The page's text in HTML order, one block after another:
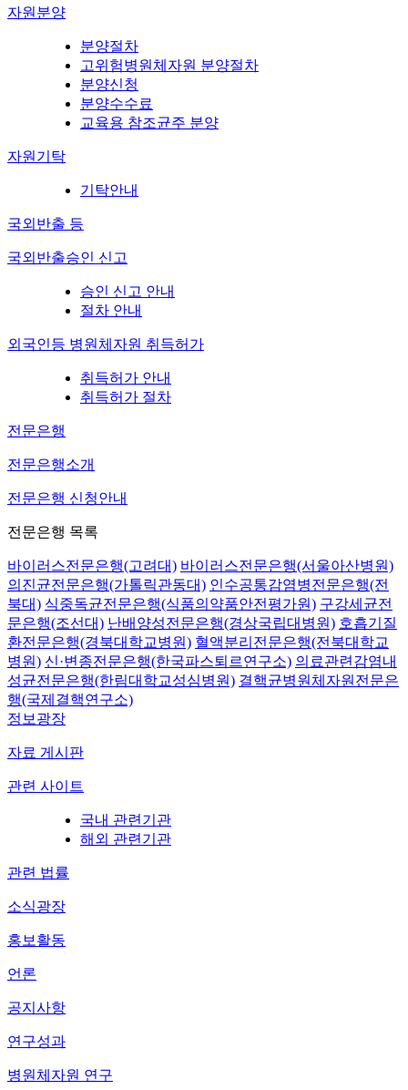
자원분양
분양절차
고위험병원체자원 분양절차
분양신청
분양수수료
교육용 참조균주 분양
자원기탁
기탁안내
국외반출 등
국외반출승인 신고
승인 신고 안내
절차 안내
외국인등 병원체자원 취득허가
취득허가 안내
취득허가 절차
전문은행
전문은행소개
전문은행 신청안내
전문은행 목록
바이러스전문은행(고려대) 바이러스전문은행(서울아산병원)
의진균전문은행(가톨릭관동대) 인수공통감염병전문은행(전
북대) 식중독균전문은행(식품의약품안전평가원) 구강세균전
문은행(조선대) 난배양성전문은행(경상국립대병원) 호흡기질
환전문은행(경북대학교병원) 혈액분리전문은행(전북대학교
병원) 신·변종전문은행(한국파스퇴르연구소) 의료관련감염내
성균전문은행(한림대학교성심병원) 결핵균병원체자원전문은
행(국제결핵연구소)
정보광장
자료 게시판
관련 사이트
국내 관련기관
해외 관련기관
관련 법률
소식광장
홍보활동
언론
공지사항
연구성과
병원체자원 연구